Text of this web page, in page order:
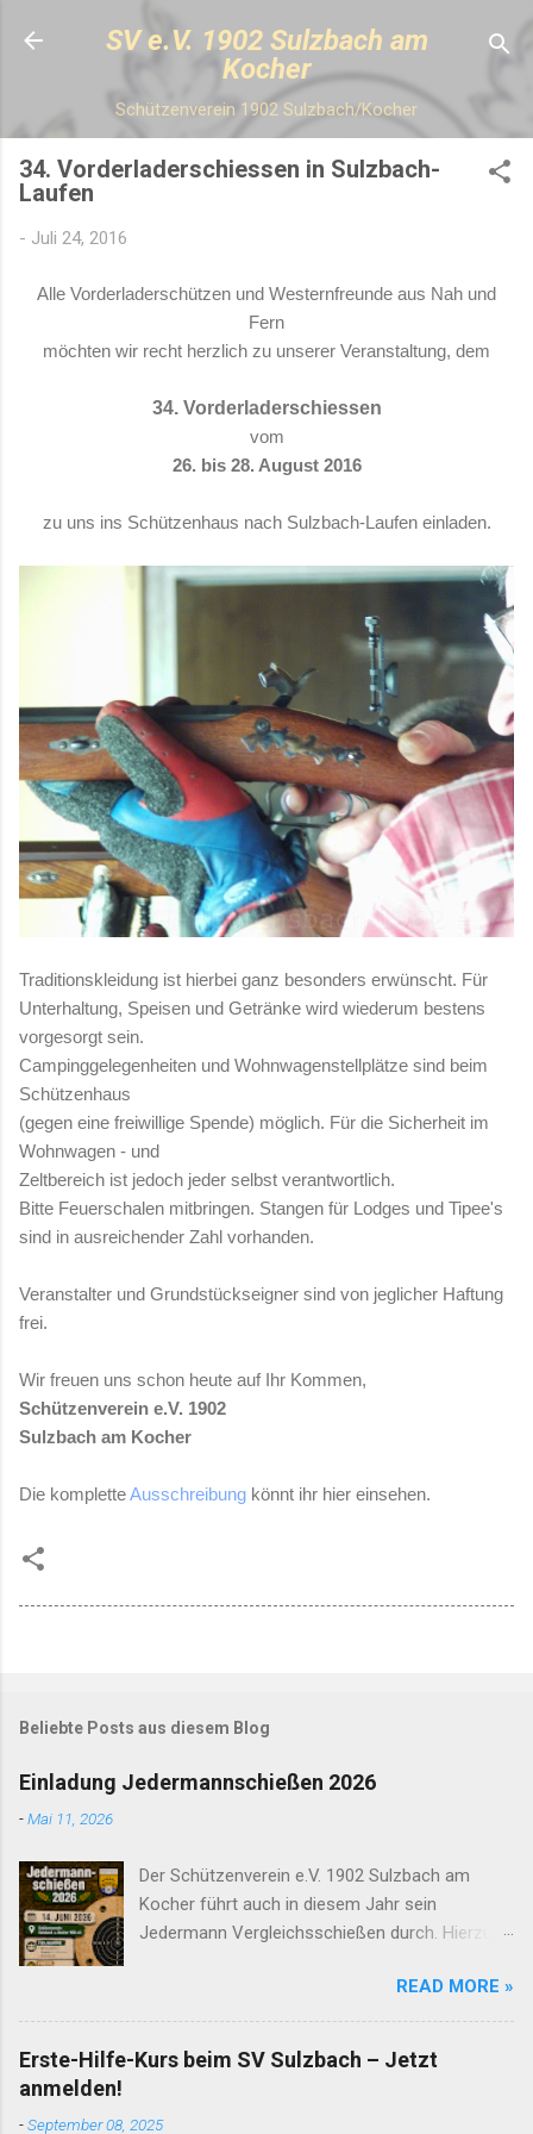
Direkt zum Hauptbereich
SV e.V. 1902 Sulzbach am
Kocher
Schützenverein 1902 Sulzbach/Kocher
34. Vorderladerschiessen in Sulzbach-
Laufen
- Juli 24, 2016
Alle Vorderladerschützen und Westernfreunde aus Nah und
Fern
möchten wir recht herzlich zu unserer Veranstaltung, dem
34. Vorderladerschiessen
vom
26. bis 28. August 2016
zu uns ins Schützenhaus nach Sulzbach-Laufen einladen.
Traditionskleidung ist hierbei ganz besonders erwünscht. Für
Unterhaltung, Speisen und Getränke wird wiederum bestens
vorgesorgt sein.
Campinggelegenheiten und Wohnwagenstellplätze sind beim
Schützenhaus
(gegen eine freiwillige Spende) möglich. Für die Sicherheit im
Wohnwagen - und
Zeltbereich ist jedoch jeder selbst verantwortlich.
Bitte Feuerschalen mitbringen. Stangen für Lodges und Tipee's
sind in ausreichender Zahl vorhanden.
Veranstalter und Grundstückseigner sind von jeglicher Haftung
frei.
Wir freuen uns schon heute auf Ihr Kommen,
Schützenverein e.V. 1902
Sulzbach am Kocher
Die kompletteAusschreibung könnt ihr hier einsehen.
Beliebte Posts aus diesem Blog
Einladung Jedermannschießen 2026
-Mai 11, 2026
Der Schützenverein e.V. 1902 Sulzbach am
Kocher führt auch in diesem Jahr sein
Jedermann Vergleichsschießen durch. Hierzu
Gruppierungen herzlichst einladen. Hier kommt
ihr zur Offiziellen Ausschreibung . Zusätzlich
hier nochmals die wichtigsten Eckdaten sowie
READ MORE »
Erste-Hilfe-Kurs beim SV Sulzbach – Jetzt
anmelden!
-September 08, 2025